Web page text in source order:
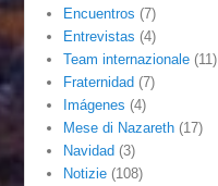
Encuentros (7)
Entrevistas (4)
Team internazionale (11)
Fraternidad (7)
Imágenes (4)
Mese di Nazareth (17)
Navidad (3)
Notizie (108)